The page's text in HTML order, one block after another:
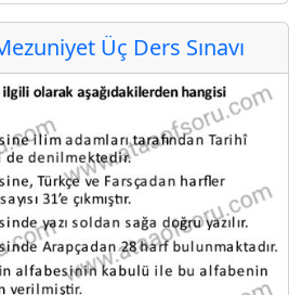
Üç Ders Sınavı